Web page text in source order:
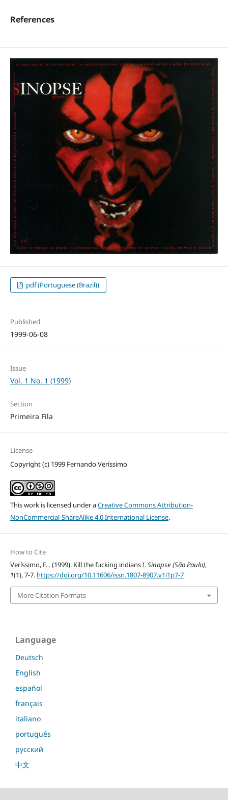
References
pdf (Portuguese (Brazil))
Published
1999-06-08
Issue
Vol. 1 No. 1 (1999)
Section
Primeira Fila
License
Copyright (c) 1999 Fernando Veríssimo
This work is licensed under aCreative Commons Attribution-
NonCommercial-ShareAlike 4.0 International License.
How to Cite
Veríssimo, F. . (1999). Kill the fucking indians !.Sinopse (São Paulo),
1(1), 7-7. https://doi.org/10.11606/issn.1807-8907.v1i1p7-7
More Citation Formats
Language
Deutsch
English
español
français
italiano
português
русский
中文